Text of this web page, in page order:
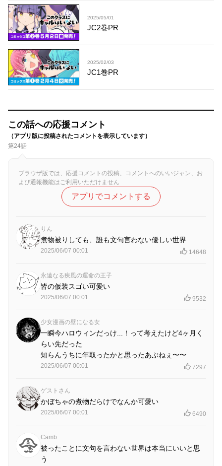
2025/05/01
JC2巻PR
2025/02/03
JC1巻PR
この話への応援コメント
（アプリ版に投稿されたコメントを表示しています）
第24話
ブラウザ版では、応援コメントの投稿、コメントへのいいジャン、お
よび通報機能はご利用いただけません
アプリでコメントする
りん
煮物被りしても、誰も文句言わない優しい世界
2025/06/07 00:01 14648
永遠なる疾風の運命の王子
皆の仮装スゴい可愛い
2025/06/07 00:01 9532
少女漫画の壁になる女
一瞬今ハロウィンだっけ...！って考えたけど4ヶ月く
らい先だった
知らんうちに年取ったかと思ったあぶねぇ〜〜
2025/06/07 00:01 7297
ゲストさん
かぼちゃの煮物だらけでなんか可愛い
2025/06/07 00:01 6490
Camb
被ったことに文句を言わない世界は本当にいいと思
う